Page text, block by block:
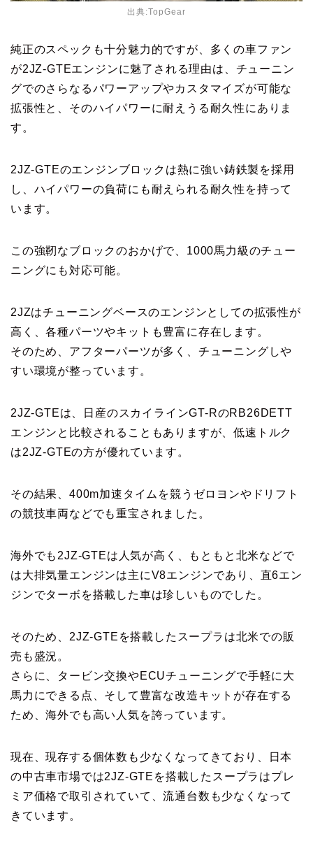
出典:TopGear
純正のスペックも十分魅力的ですが、多くの車ファン
が2JZ-GTEエンジンに魅了される理由は、チューニン
グでのさらなるパワーアップやカスタマイズが可能な
拡張性と、そのハイパワーに耐えうる耐久性にありま
す。
2JZ-GTEのエンジンブロックは熱に強い鋳鉄製を採用
し、ハイパワーの負荷にも耐えられる耐久性を持って
います。
この強靭なブロックのおかげで、1000馬力級のチュー
ニングにも対応可能。
2JZはチューニングベースのエンジンとしての拡張性が
高く、各種パーツやキットも豊富に存在します。
そのため、アフターパーツが多く、チューニングしや
すい環境が整っています。
2JZ-GTEは、日産のスカイラインGT-RのRB26DETT
エンジンと比較されることもありますが、低速トルク
は2JZ-GTEの方が優れています。
その結果、400m加速タイムを競うゼロヨンやドリフト
の競技車両などでも重宝されました。
海外でも2JZ-GTEは人気が高く、もともと北米などで
は大排気量エンジンは主にV8エンジンであり、直6エン
ジンでターボを搭載した車は珍しいものでした。
そのため、2JZ-GTEを搭載したスープラは北米での販
売も盛況。
さらに、タービン交換やECUチューニングで手軽に大
馬力にできる点、そして豊富な改造キットが存在する
ため、海外でも高い人気を誇っています。
現在、現存する個体数も少なくなってきており、日本
の中古車市場では2JZ-GTEを搭載したスープラはプレ
ミア価格で取引されていて、流通台数も少なくなって
きています。